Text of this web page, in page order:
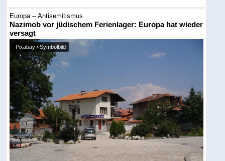
Europa -- Antisemitismus
Nazimob vor jüdischem Ferienlager: Europa hat wieder
versagt
Pixabay / Symbolbild